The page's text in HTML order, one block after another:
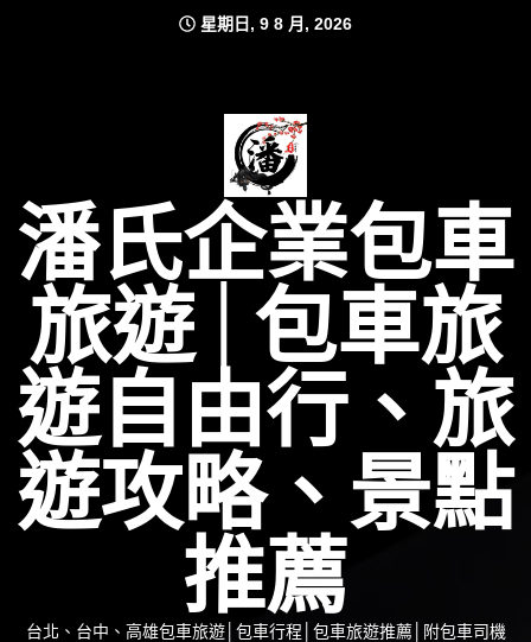
星期日, 9 8 月, 2026
潘氏企業包車
旅遊│包車旅
遊自由行、旅
遊攻略、景點
推薦
台北、台中、高雄包車旅遊│包車行程│包車旅遊推薦│附包車司機